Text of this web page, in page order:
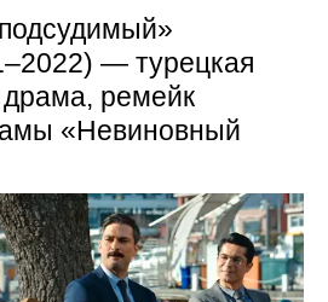
— турецкая
ремейк
«Невиновный